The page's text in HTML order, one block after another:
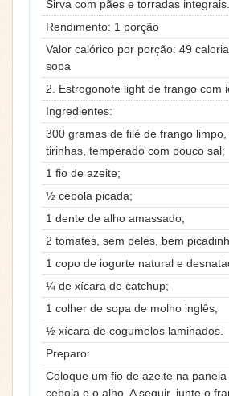
Sirva com pães e torradas integrais.
Rendimento: 1 porção
Valor calórico por porção: 49
sopa
2. Estrogonofe light de frango com
Ingredientes:
300 gramas de filé de frango
tirinhas, temperado com pouco sal;
1 fio de azeite;
½ cebola picada;
1 dente de alho amassado;
2 tomates, sem peles, bem
1 copo de iogurte natural e
¼ de xícara de catchup;
1 colher de sopa de molho inglês;
½ xícara de cogumelos laminados.
Preparo:
Coloque um fio de azeite na
cebola e o alho. A seguir, junte o